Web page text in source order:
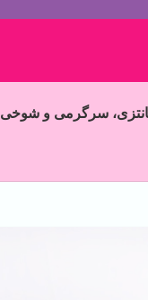
سرگرمی و شوخی